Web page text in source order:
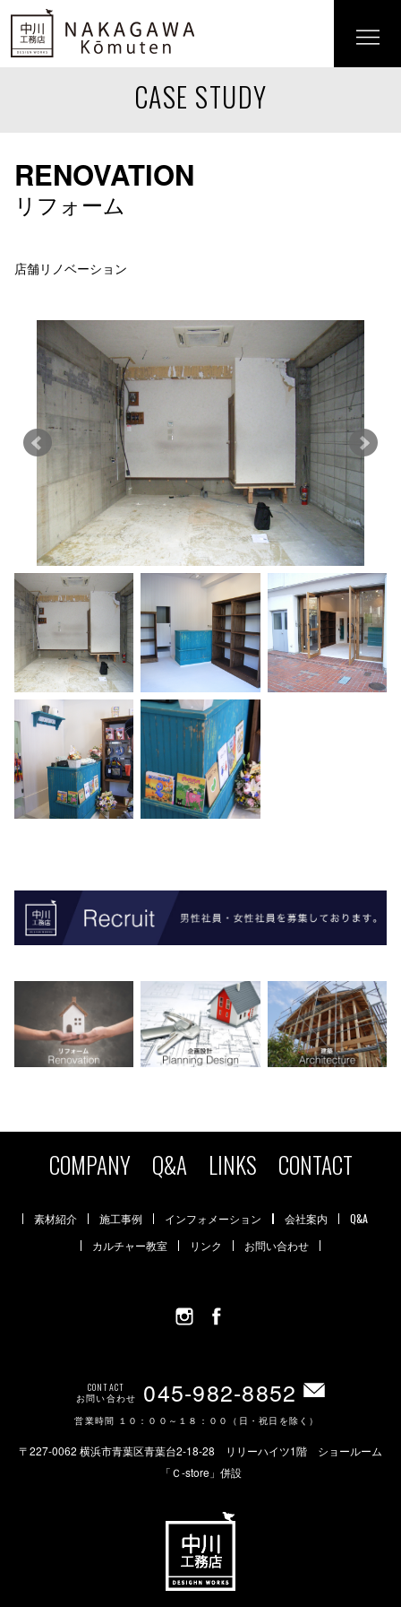
CASE STUDY
RENOVATION
リフォーム
店舗リノベーション
COMPANY Q&A LINKS CONTACT
素材紹介 施工事例 インフォメーション 会社案内
Q&A
カルチャー教室
リンク お問い合わせ
CONTACT
お問い合わせ
045-982-8852
営業時間 １０：００～１８：００（日・祝日を除く）
〒227-0062 横浜市青葉区青葉台2-18-28 リリーハイツ1階 ショールーム
「Ｃ-store」併設